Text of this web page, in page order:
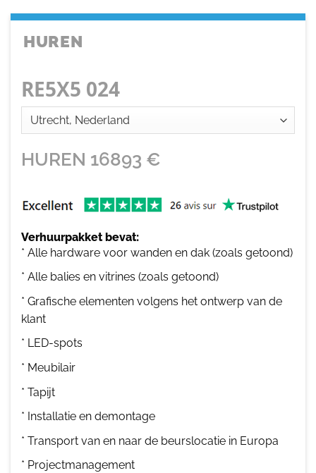
HUREN
RE5X5 024
HUREN 16893 €
Verhuurpakket bevat:
* Alle hardware voor wanden en dak (zoals getoond)
* Alle balies en vitrines (zoals getoond)
* Grafische elementen volgens het ontwerp van de
klant
* LED-spots
* Meubilair
* Tapijt
* Installatie en demontage
* Transport van en naar de beurslocatie in Europa
* Projectmanagement